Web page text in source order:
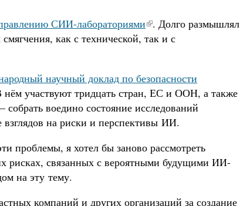
СИИ-лабораториями . Долго размышлял
как с технической, так и с
научный доклад по безопасности
нём участвуют тридцать стран, ЕС и ООН, а также
воедино состояние исследований
взглядов на риски и перспективы ИИ.
проблемы, я хотел бы заново рассмотреть
рисках, связанных с вероятными будущими ИИ-
на эту тему.
компаний и других организаций за создание